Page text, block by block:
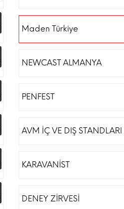
Maden Türkiye
NEWCAST ALMANYA
PENFEST
AVM İÇ VE DIŞ STANDLARI
KARAVANİST
DENEY ZİRVESİ